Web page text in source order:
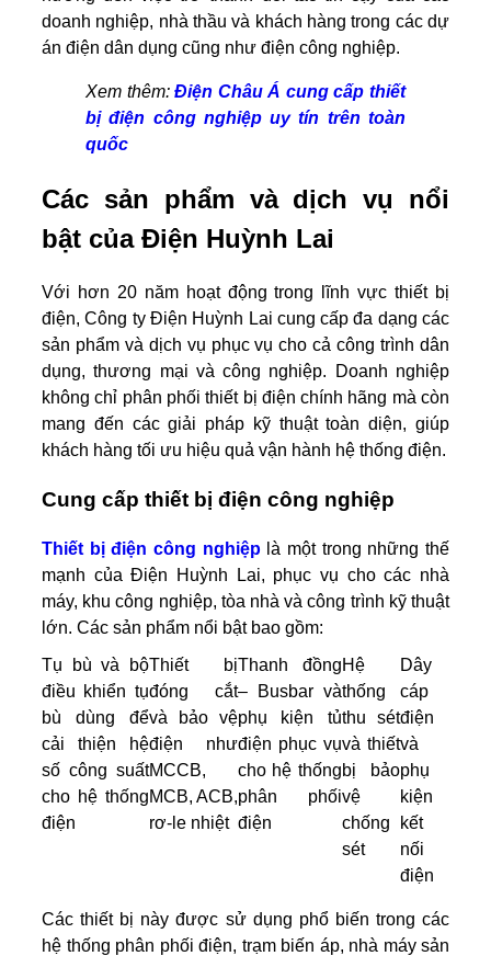
doanh nghiệp, nhà thầu và khách hàng trong các dự
án điện dân dụng cũng như điện công nghiệp.
Xem thêm:Điện Châu Á cung cấp thiết
bị điện công nghiệp uy tín trên toàn
quốc
Các sản phẩm và dịch vụ nổi
bật của Điện Huỳnh Lai
Với hơn 20 năm hoạt động trong lĩnh vực thiết bị
điện, Công ty Điện Huỳnh Lai cung cấp đa dạng các
sản phẩm và dịch vụ phục vụ cho cả công trình dân
dụng, thương mại và công nghiệp. Doanh nghiệp
không chỉ phân phối thiết bị điện chính hãng mà còn
mang đến các giải pháp kỹ thuật toàn diện, giúp
khách hàng tối ưu hiệu quả vận hành hệ thống điện.
Cung cấp thiết bị điện công nghiệp
Thiết bị điện công nghiệplà một trong những thế
mạnh của Điện Huỳnh Lai, phục vụ cho các nhà
máy, khu công nghiệp, tòa nhà và công trình kỹ thuật
lớn. Các sản phẩm nổi bật bao gồm:
Tụ bù và bộ
điều khiển tụ
bù dùng để
cải thiện hệ
số công suất
cho hệ thống
điện
Thiết bị
đóng cắt
và bảo vệ
điện như
MCCB,
MCB, ACB,
rơ-le nhiệt
Thanh đồng
– Busbar và
phụ kiện tủ
điện phục vụ
cho hệ thống
phân phối
điện
Hệ
thống
thu sét
và thiết
bị bảo
vệ
chống
sét
Dây
cáp
điện
và
phụ
kiện
kết
nối
điện
Các thiết bị này được sử dụng phổ biến trong các
hệ thống phân phối điện, trạm biến áp, nhà máy sản